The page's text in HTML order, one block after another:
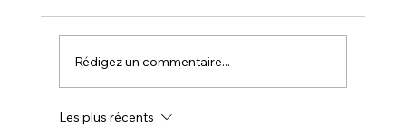
Rédigez un commentaire...
Les plus récents